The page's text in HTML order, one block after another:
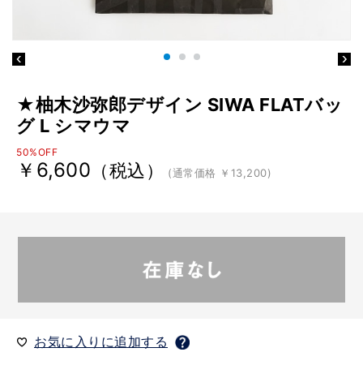
★柚木沙弥郎デザイン SIWA FLATバッ
グ L シマウマ
50%OFF
￥6,600 （税込） (通常価格 ￥13,200)
お気に入りに追加する